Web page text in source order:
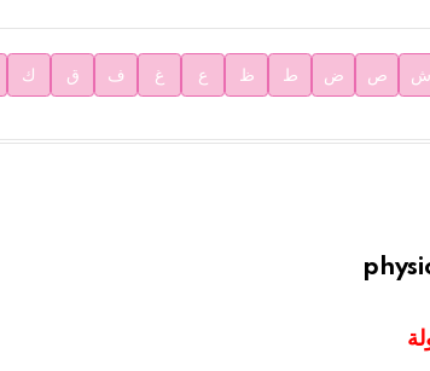
ش ص ض ط ظ ع غ ف ق ك